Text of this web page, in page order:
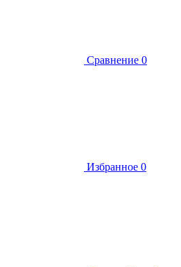
Сравнение 0
Избранное 0